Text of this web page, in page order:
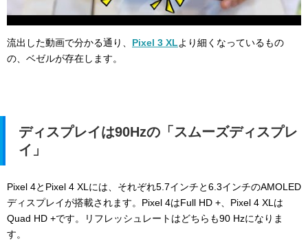
流出した動画で分かる通り、 Pixel 3 XLより細くなっているもの
の、ベゼルが存在します。
ディスプレイは90Hzの「スムーズディスプレ
イ」
Pixel 4とPixel 4 XLには、それぞれ5.7インチと6.3インチのAMOLED
ディスプレイが搭載されます。Pixel 4はFull HD +、Pixel 4 XLは
Quad HD +です。リフレッシュレートはどちらも90 Hzになりま
す。